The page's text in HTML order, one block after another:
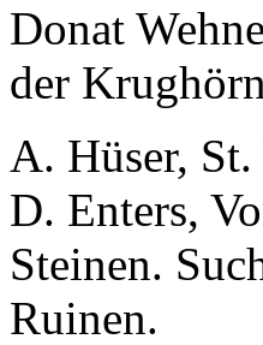
Donat
der
A. Hüser,
D. Enters,
Steinen.
Ruinen.